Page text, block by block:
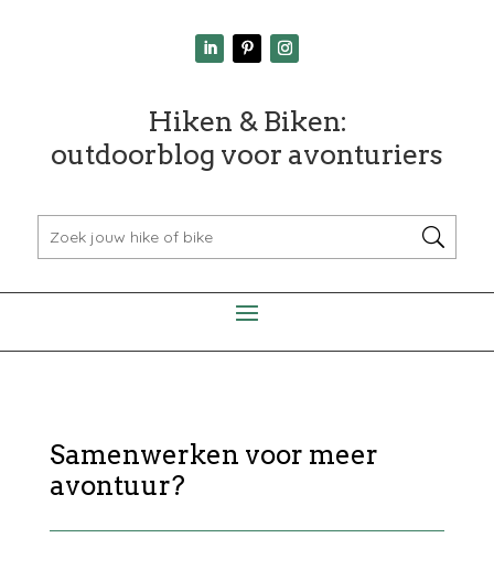
Hiken & Biken:
outdoorblog voor avonturiers
Samenwerken voor meer
avontuur?